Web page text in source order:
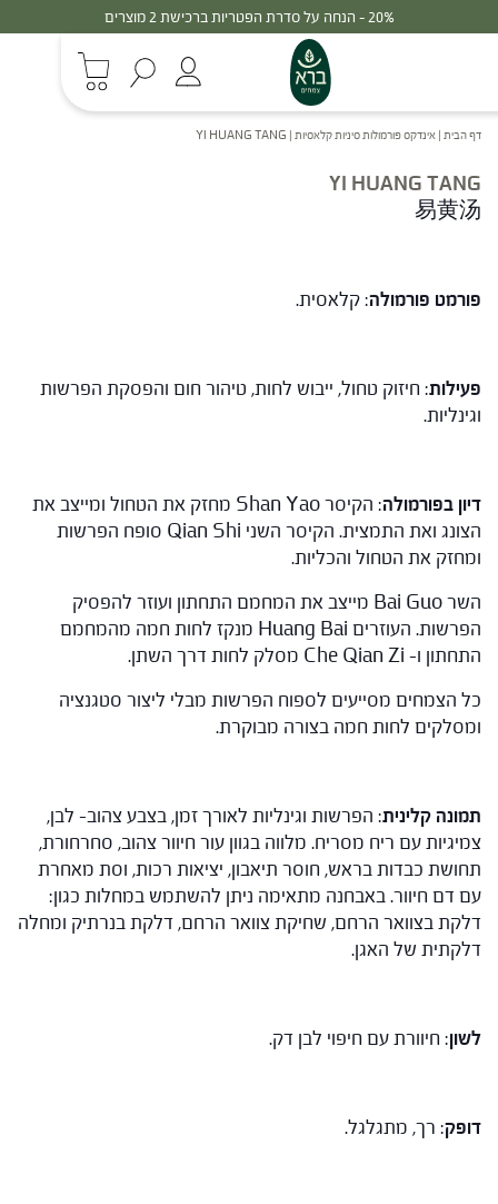
20% - הנחה על סדרת הפטריות ברכישת 2 מוצרים
דף הבית | אינדקס פורמולות סיניות קלאסיות |
YI HUANG TANG
YI HUANG TANG
易黄汤
פורמט פורמולה: קלאסית.
פעילות: חיזוק טחול, ייבוש לחות, טיהור חום והפסקת הפרשות
וגינליות.
דיון בפורמולה
: הקיסר Shan Yao מחזק את הטחול ומייצב את
הצונג ואת התמצית. הקיסר השני Qian Shi סופח הפרשות
ומחזק את הטחול והכליות.
השר Bai Guo מייצב את המחמם התחתון ועוזר להפסיק
הפרשות. העוזרים Huang Bai מנקז לחות חמה מהמחמם
התחתון ו- Che Qian Zi מסלק לחות דרך השתן.
כל הצמחים מסייעים לספוח הפרשות מבלי ליצור סטגנציה
ומסלקים לחות חמה בצורה מבוקרת.
תמונה קלינית: הפרשות וגינליות לאורך זמן, בצבע צהוב- לבן,
צמיגיות עם ריח מסריח. מלווה בגוון עור חיוור צהוב, סחרחורת,
תחושת כבדות בראש, חוסר תיאבון, יציאות רכות, וסת מאחרת
עם דם חיוור. באבחנה מתאימה ניתן להשתמש במחלות כגון:
דלקת בצוואר הרחם, שחיקת צוואר הרחם, דלקת בנרתיק ומחלה
דלקתית של האגן.
לשון: חיוורת עם חיפוי לבן דק.
דופק: רך, מתגלגל.